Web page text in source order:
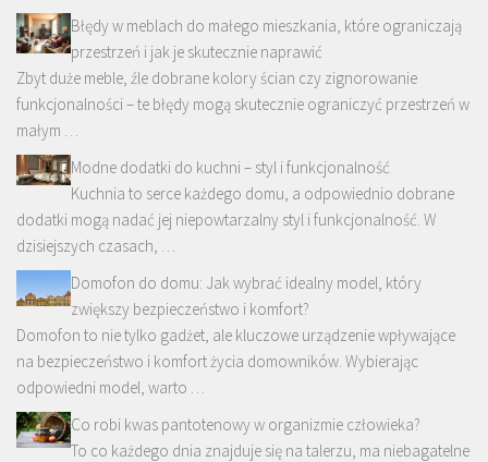
Błędy w meblach do małego mieszkania, które ograniczają
przestrzeń i jak je skutecznie naprawić
Zbyt duże meble, źle dobrane kolory ścian czy zignorowanie
funkcjonalności – te błędy mogą skutecznie ograniczyć przestrzeń w
małym …
Modne dodatki do kuchni – styl i funkcjonalność
Kuchnia to serce każdego domu, a odpowiednio dobrane
dodatki mogą nadać jej niepowtarzalny styl i funkcjonalność. W
dzisiejszych czasach, …
Domofon do domu: Jak wybrać idealny model, który
zwiększy bezpieczeństwo i komfort?
Domofon to nie tylko gadżet, ale kluczowe urządzenie wpływające
na bezpieczeństwo i komfort życia domowników. Wybierając
odpowiedni model, warto …
Co robi kwas pantotenowy w organizmie człowieka?
To co każdego dnia znajduje się na talerzu, ma niebagatelne